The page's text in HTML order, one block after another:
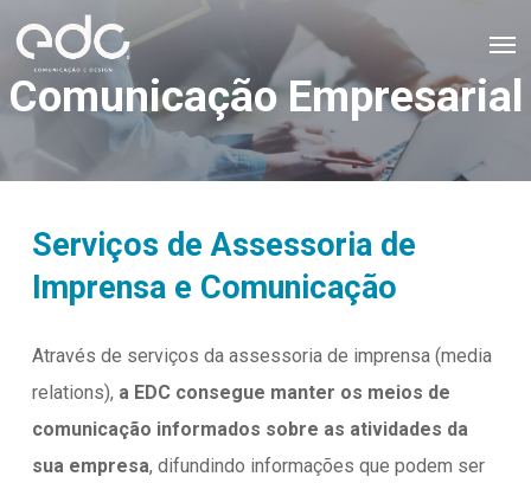
main
Comunicação Empresarial
Serviços de Assessoria de
Imprensa e Comunicação
Através de serviços da assessoria de imprensa (media
relations), a EDC consegue manter os meios de
comunicação informados sobre as atividades da
sua empresa, difundindo informações que podem ser